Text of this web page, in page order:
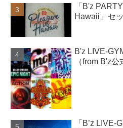
「B'z
Hawaii」セ
B'z LIVE-
（from B'z公
「B’z